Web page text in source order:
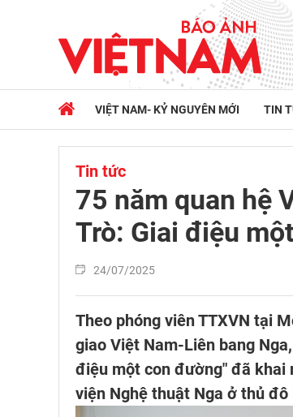
VIỆT NAM- KỶ NGUYÊN MỚI TIN
Tin tức
75 năm quan hệ
Trò: Giai điệu
24/07/2025
Theo phóng viên TTXVN tại
giao Việt Nam-Liên bang
điệu một con đường" đã khai
viện Nghệ thuật Nga ở thủ